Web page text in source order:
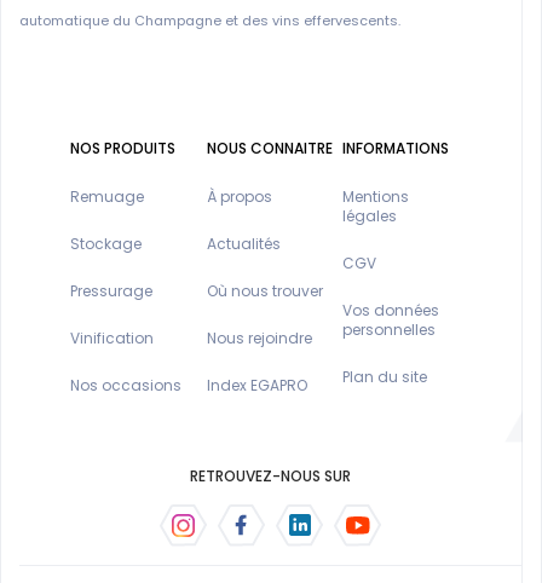
automatique du Champagne et des vins effervescents.
NOS PRODUITS
Remuage
Stockage
Pressurage
Vinification
Nos occasions
NOUS CONNAITRE
À propos
Actualités
Où nous trouver
Nous rejoindre
Index EGAPRO
INFORMATIONS
Mentions
légales
CGV
Vos données
personnelles
Plan du site
RETROUVEZ-NOUS SUR